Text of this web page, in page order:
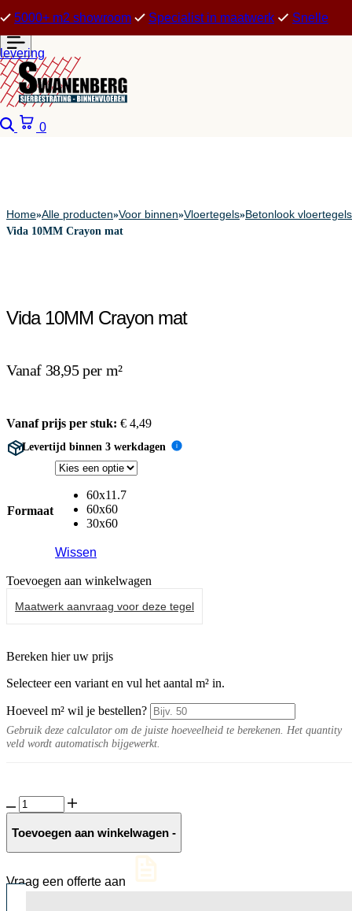
5000+ m2 showroom Specialist in maatwerk Snelle
levering
Zoeken
0
Home»Alle producten»Voor binnen»Vloertegels»Betonlook vloertegels
Vida 10MM Crayon mat
Vida 10MM Crayon mat
Vanaf 38,95 per m²
Vanaf prijs per stuk: € 4,49
Levertijd binnen 3 werkdagen i
Formaat
60x11.7
60x60
30x60
Wissen
Toevoegen aan winkelwagen
Maatwerk aanvraag voor deze tegel
Bereken hier uw prijs
Selecteer een variant en vul het aantal m² in.
Hoeveel m² wil je bestellen?
Gebruik deze calculator om de juiste hoeveelheid te berekenen. Het quantity
veld wordt automatisch bijgewerkt.
Vida
10MM
Crayon
Toevoegen aan winkelwagen -
Vraag een offerte aan